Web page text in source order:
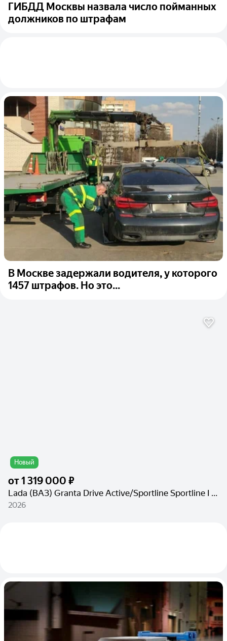
ГИБДД Москвы назвала число пойманных
должников по штрафам
В Москве задержали водителя, у которого
1457 штрафов. Но это...
Новый
от1 319 000 ₽
Lada (ВАЗ) Granta Drive Active/Sportline Sportline I Рестайлинг
2026